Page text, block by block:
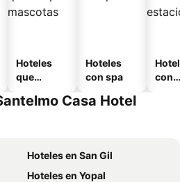
Hoteles
que
mascotas
Hoteles
con spa
con
Casa Hotel
Hoteles en San Gil
Hoteles en Yopal